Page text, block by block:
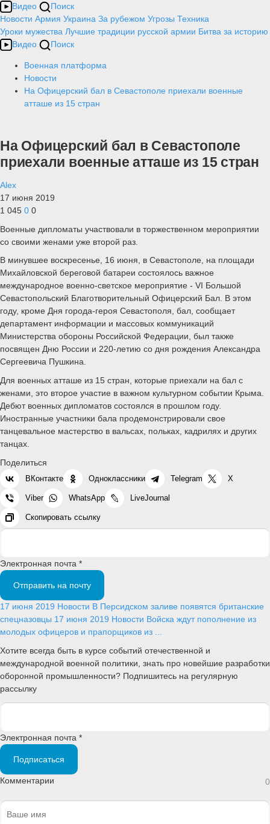
Видео
Поиск
Новости Армия Украина За рубежом Угрозы Техника
Уроки мужества Лучшие традиции русской армии Битва за историю
Видео
Поиск
Военная платформа
Новости
На Офицерский бал в Севастополе приехали военные
атташе из 15 стран
На Офицерский бал в Севастополе
приехали военные атташе из 15 стран
Alex
17 июня 2019
1 045 0 0
Военные дипломаты участвовали в торжественном мероприятии
со своими женами уже второй раз.
В минувшее воскресенье, 16 июня, в Севастополе, на площади
Михайловской береговой батареи состоялось важное
международное военно-светское мероприятие - VI Большой
Севастопольский Благотворительный Офицерский Бал. В этом
году, кроме Дня города-героя Севастополя, бал, сообщает
департамент информации и массовых коммуникаций
Министерства обороны Российской Федерации, был также
посвящен Дню России и 220-летию со дня рождения Александра
Сергеевича Пушкина.
Для военных атташе из 15 стран, которые приехали на бал с
женами, это второе участие в важном культурном событии Крыма.
Дебют военных дипломатов состоялся в прошлом году.
Иностранные участники бала продемонстрировали свое
танцевальное мастерство в вальсах, польках, кадрилях и других
танцах.
Поделиться
ВКонтакте Одноклассники Telegram X
Viber WhatsApp LiveJournal
Скопировать ссылку
Электронная почта *
Отправить на почту
17 июня 2019 Новости В Персидском заливе появятся британские
спецназовцы 17 июня 2019 Новости Войска ждут пополнение из
молодых офицеров и прапорщиков из ...
Хотите всегда быть в курсе событий отечественной и
международной военной политики, знать про новейшие разработки
оборонной промышленности? Подпишитесь на регулярную
рассылку
Электронная почта *
Подписаться
Комментарии 0